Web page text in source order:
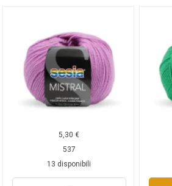
5,30€
537
13 disponibili